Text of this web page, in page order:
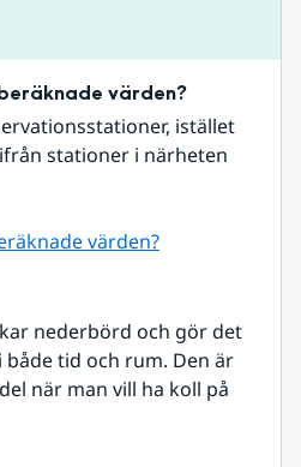
värden?
istället
stationer i närheten
värden?
nederbörd och gör det
tid och rum. Den är
när man vill ha koll på